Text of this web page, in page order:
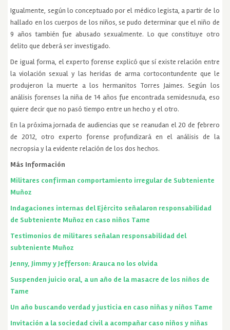
Igualmente, según lo conceptuado por el médico legista, a partir de lo
hallado en los cuerpos de los niños, se pudo determinar que el niño de
9 años también fue abusado sexualmente. Lo que constituye otro
delito que deberá ser investigado.
De igual forma, el experto forense explicó que sí existe relación entre
la violación sexual y las heridas de arma cortocontundente que le
produjeron la muerte a los hermanitos Torres Jaimes. Según los
análisis forenses la niña de 14 años fue encontrada semidesnuda, eso
quiere decir que no pasó tiempo entre un hecho y el otro.
En la próxima jornada de audiencias que se reanudan el 20 de febrero
de 2012, otro experto forense profundizará en el análisis de la
necropsia y la evidente relación de los dos hechos.
Más Información
Militares confirman comportamiento irregular de Subteniente
Muñoz
Indagaciones internas del Ejército señalaron responsabilidad
de Subteniente Muñoz en caso niños Tame
Testimonios de militares señalan responsabilidad del
subteniente Muñoz
Jenny, Jimmy y Jefferson: Arauca no los olvida
Suspenden juicio oral, a un año de la masacre de los niños de
Tame
Un año buscando verdad y justicia en caso niñas y niños Tame
Invitación a la sociedad civil a acompañar caso niños y niñas